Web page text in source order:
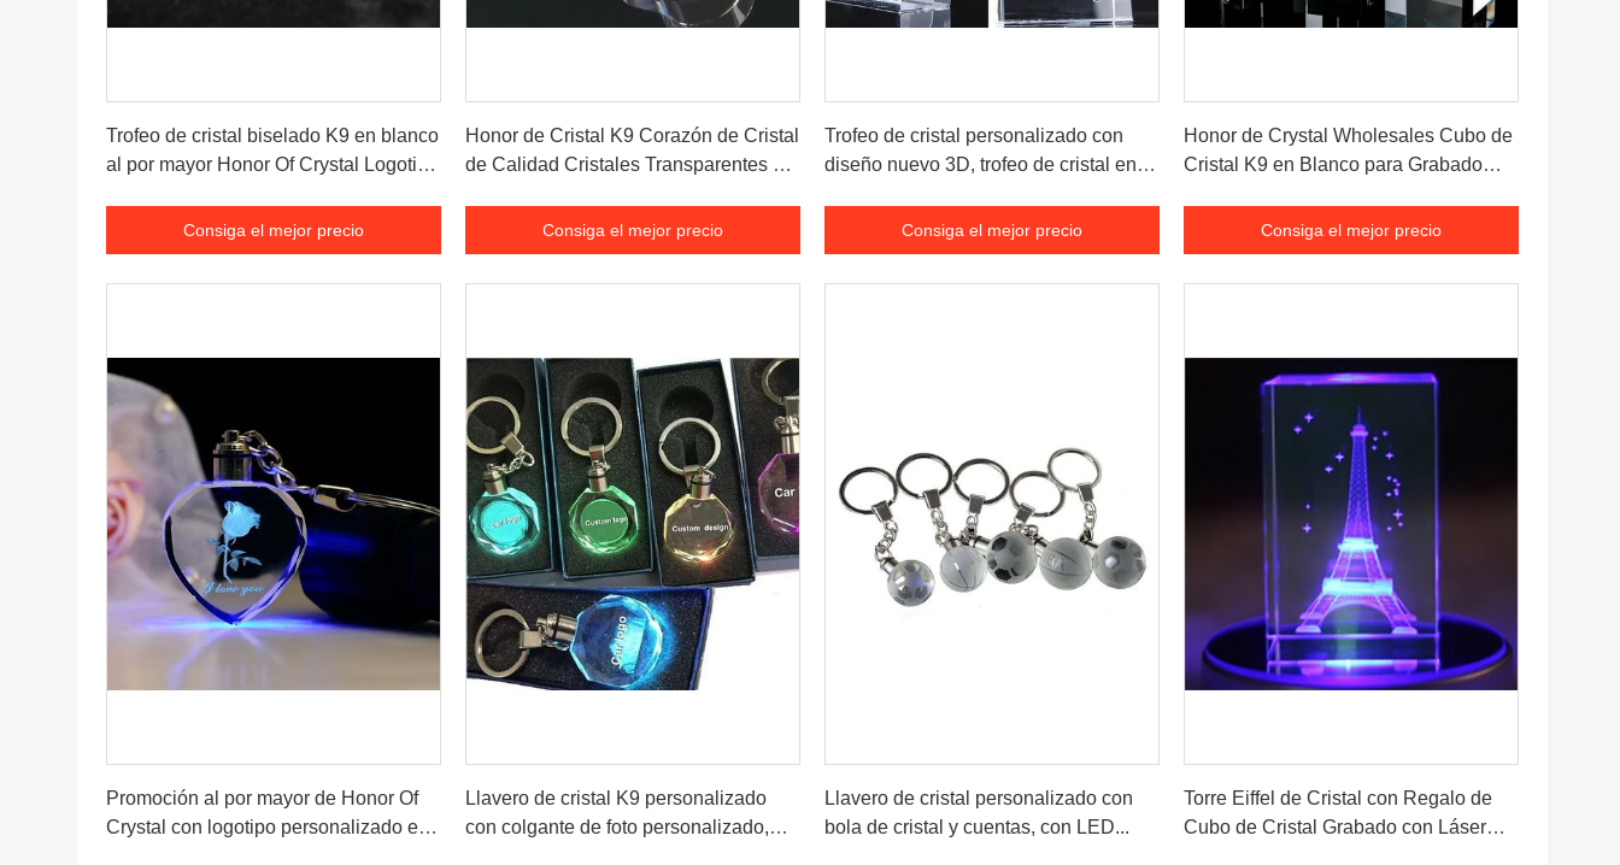
Trofeo de cristal biselado K9 en blanco
al por mayor Honor Of Crystal Logotipo
negocios Souvenirs
Consiga el mejor precio
Honor de Cristal K9 Corazón de Cristal
de Calidad Cristales Transparentes y
Consiga el mejor precio
Trofeo de cristal personalizado con
diseño nuevo 3D, trofeo de cristal en
cristal para decoraciones del hogar
Consiga el mejor precio
Honor de Crystal Wholesales Cubo de
Cristal K9 en Blanco para Grabado
Consiga el mejor precio
Promoción al por mayor de Honor Of
Crystal con logotipo personalizado en
Llavero de cristal K9 personalizado
con colgante de foto personalizado,
Llavero de cristal personalizado con
bola de cristal y cuentas, con LED...
Torre Eiffel de Cristal con Regalo de
Cubo de Cristal Grabado con Láser